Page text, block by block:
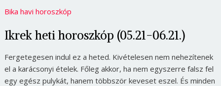
Bika havi horoszkóp
Ikrek heti horoszkóp (05.21-06.21.)
Fergetegesen indul ez a heted. Kivételesen nem nehezítenek
el a karácsonyi ételek. Főleg akkor, ha nem egyszerre falsz fel
egy egész pulykát, hanem többször keveset eszel. És minden